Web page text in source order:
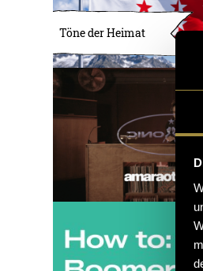
Töne der Heimat